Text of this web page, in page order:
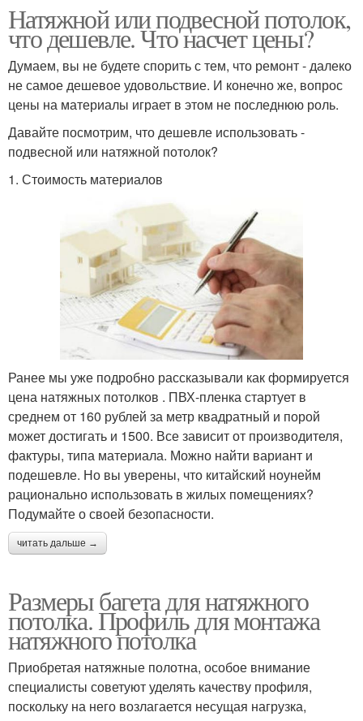
Натяжной или подвесной потолок,
что дешевле. Что насчет цены?
Думаем, вы не будете спорить с тем, что ремонт - далеко
не самое дешевое удовольствие. И конечно же, вопрос
цены на материалы играет в этом не последнюю роль.
Давайте посмотрим, что дешевле использовать -
подвесной или натяжной потолок?
1. Стоимость материалов
Ранее мы уже подробно рассказывали как формируется
цена натяжных потолков . ПВХ-пленка стартует в
среднем от 160 рублей за метр квадратный и порой
может достигать и 1500. Все зависит от производителя,
фактуры, типа материала. Можно найти вариант и
подешевле. Но вы уверены, что китайский ноунейм
рационально использовать в жилых помещениях?
Подумайте о своей безопасности.
читать дальше →
Размеры багета для натяжного
потолка. Профиль для монтажа
натяжного потолка
Приобретая натяжные полотна, особое внимание
специалисты советуют уделять качеству профиля,
поскольку на него возлагается несущая нагрузка,